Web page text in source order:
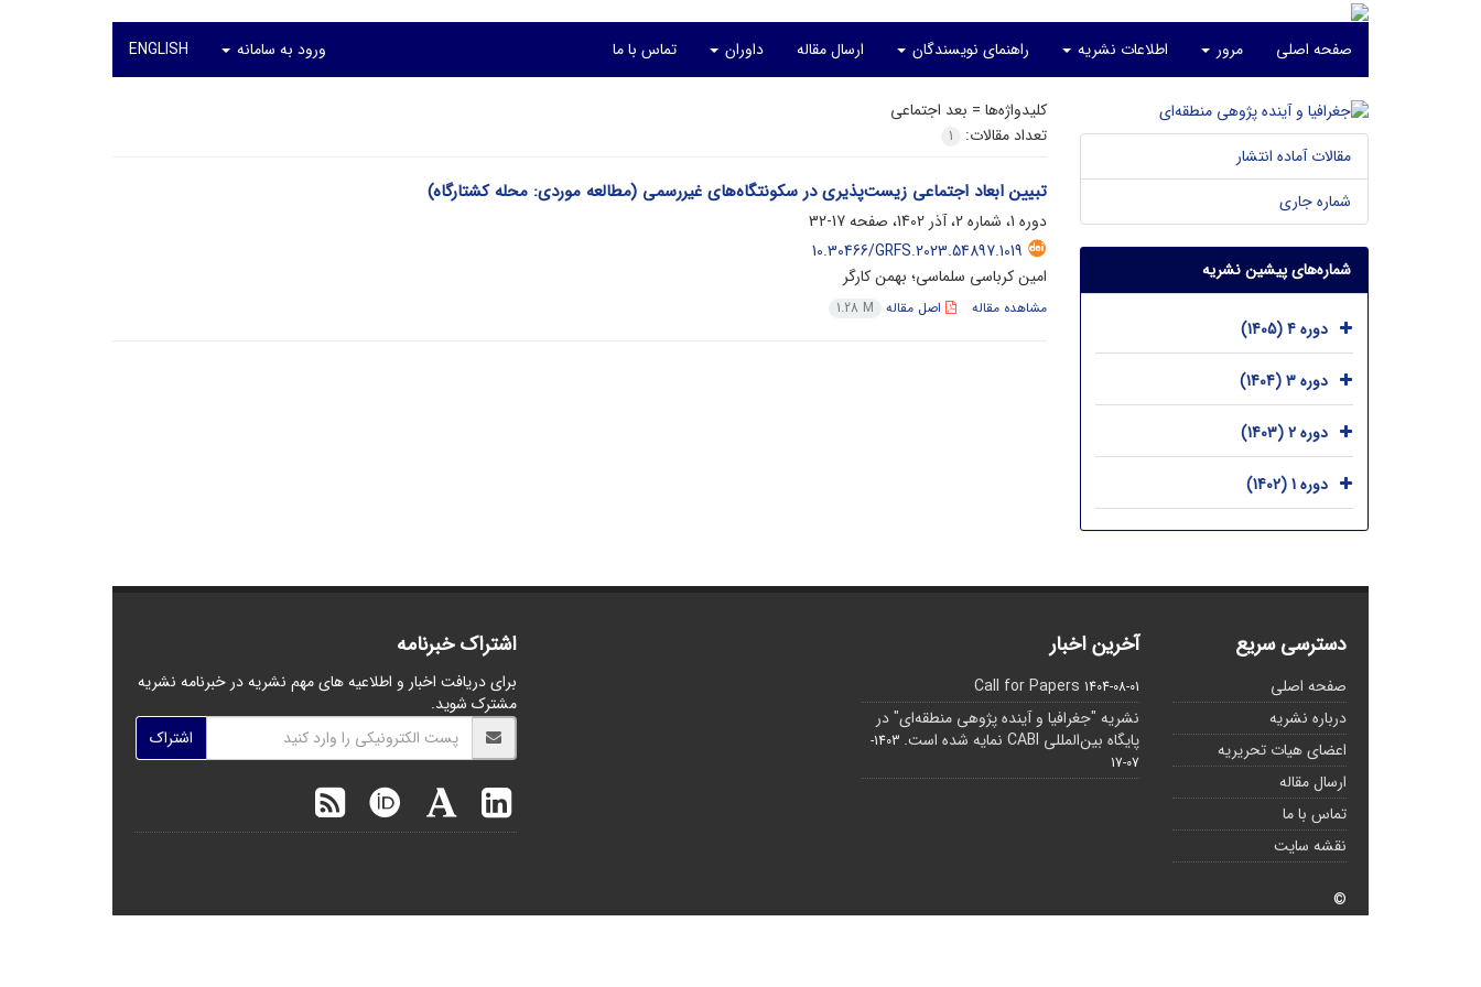
صفحه اصلی مرور اطلاعات نشریه راهنمای نویسندگان ارسال مقاله داوران تماس با ما ورود به سامانه ENGLISH
کلیدواژه‌ها = بعد اجتماعی
تعداد مقالات:
1
تبیین ابعاد اجتماعی زیست‌پذیری در سکونتگاه‌های غیررسمی (مطالعه موردی: محله کشتارگاه)
دوره 1، شماره 2، آذر 1402، صفحه
17-32
10.30466/GRFS.2023.54897.1019
امین کرباسی سلماسی؛ بهمن کارگر
مشاهده مقاله اصل مقاله 1.28 M
مقالات آماده انتشار
شماره جاری
شماره‌های پیشین نشریه
دوره 4 (1405)
دوره 3 (1404)
دوره 2 (1403)
دوره 1 (1402)
دسترسی سریع
صفحه اصلی
درباره نشریه
اعضای هیات تحریریه
ارسال مقاله
تماس با ما
نقشه سایت
آخرین اخبار
Call for Papers 1404-08-01
نشریه "جغرافیا و آینده پژوهی منطقه‌ای" در
پایگاه بین‌المللی CABI نمایه شده است.
1403-
07-17
اشتراک خبرنامه
برای دریافت اخبار و اطلاعیه های مهم نشریه در خبرنامه نشریه
مشترک شوید.
اشتراک
©